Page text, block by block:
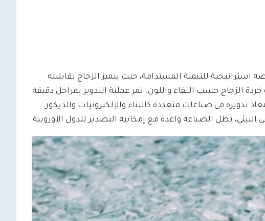
للتنمية المستدامة، حيث يتميز الزجاج بقابليته
الزجاج حسب النقاء واللون. تمر عملية التدوير بمراحل دقيقة
تدويره في صناعات متعددة كالبناء والإلكترونيات والديكور.
تظل الصناعة واعدة مع إمكانية التصدير للدول الأوروبية